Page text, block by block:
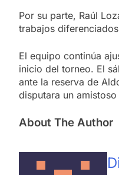
Por su parte, Raúl
trabajos
El equipo continúa
inicio del torneo. El
ante la reserva de
disputara un
About The Author